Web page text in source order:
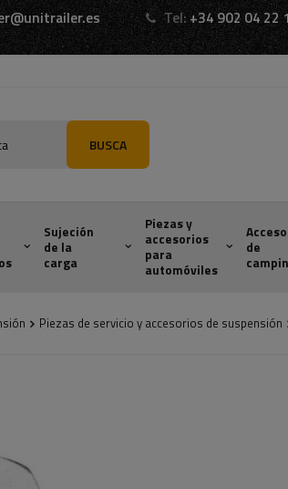
Tel: +34 902 04 22
BUSCA
Sujeción
de la
carga
Piezas y
accesorios
para
automóviles
de
Piezas de servicio y accesorios de suspensión